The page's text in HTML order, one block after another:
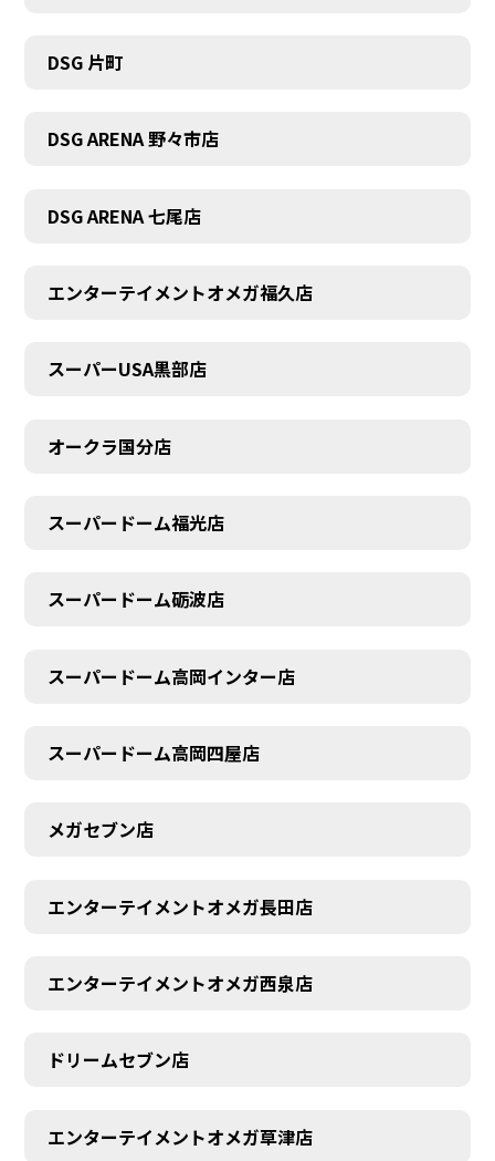
DSG 片町
DSG ARENA 野々市店
DSG ARENA 七尾店
エンターテイメントオメガ福久店
スーパーUSA黒部店
オークラ国分店
スーパードーム福光店
スーパードーム砺波店
スーパードーム高岡インター店
スーパードーム高岡四屋店
メガセブン店
エンターテイメントオメガ長田店
エンターテイメントオメガ西泉店
ドリームセブン店
エンターテイメントオメガ草津店